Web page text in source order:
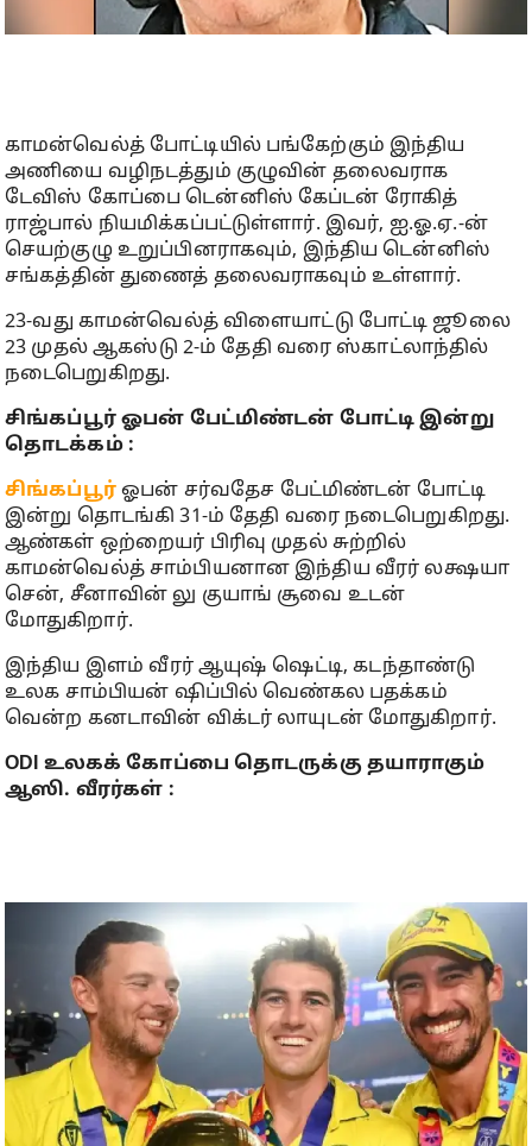
காமன்வெல்த் போட்டியில் பங்கேற்கும் இந்திய
அணியை வழிநடத்தும் குழுவின் தலைவராக
டேவிஸ் கோப்பை டென்னிஸ் கேப்டன் ரோகித்
ராஜ்பால் நியமிக்கப்பட்டுள்ளார். இவர், ஐ.ஓ.ஏ.-ன்
செயற்குழு உறுப்பினராகவும், இந்திய டென்னிஸ்
சங்கத்தின் துணைத் தலைவராகவும் உள்ளார்.
23-வது காமன்வெல்த் விளையாட்டு போட்டி ஜூலை
23 முதல் ஆகஸ்டு 2-ம் தேதி வரை ஸ்காட்லாந்தில்
நடைபெறுகிறது.
சிங்கப்பூர் ஓபன் பேட்மிண்டன் போட்டி இன்று
தொடக்கம் :
சிங்கப்பூர்ஓபன் சர்வதேச பேட்மிண்டன் போட்டி
இன்று தொடங்கி 31-ம் தேதி வரை நடைபெறுகிறது.
ஆண்கள் ஒற்றையர் பிரிவு முதல் சுற்றில்
காமன்வெல்த் சாம்பியனான இந்திய வீரர் லக்ஷயா
சென், சீனாவின் லு குயாங் சூவை உடன்
மோதுகிறார்.
இந்திய இளம் வீரர் ஆயுஷ் ஷெட்டி, கடந்தாண்டு
உலக சாம்பியன் ஷிப்பில் வெண்கல பதக்கம்
வென்ற கனடாவின் விக்டர் லாயுடன் மோதுகிறார்.
ODI உலகக் கோப்பை தொடருக்கு தயாராகும்
ஆஸி. வீரர்கள் :